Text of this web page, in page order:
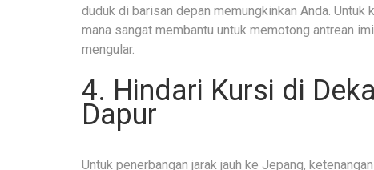
duduk di barisan depan memungkinkan Anda.
mana sangat membantu untuk memotong antrean
mengular.
4. Hindari Kursi di
Dapur
Untuk penerbangan jarak jauh ke Jepang,